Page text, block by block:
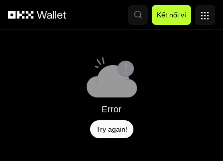
Kết nối ví
Error
Try again!